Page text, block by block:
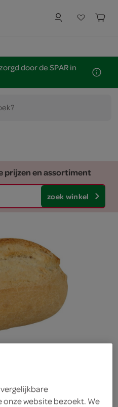
door de SPAR in
prijzen en assortiment
zoek winkel
website bezoekt. We